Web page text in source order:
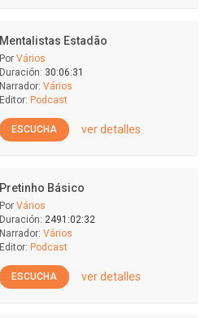
Mentalistas Estadão
Por Vários
Duración: 30:06:31
Narrador: Vários
Editor: Podcast
ESCUCHA ver detalles
Pretinho Básico
Por Vários
Duración: 2491:02:32
Narrador: Vários
Editor: Podcast
ESCUCHA ver detalles